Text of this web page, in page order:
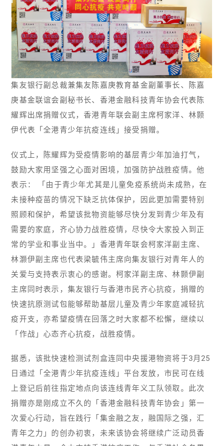
集友银行副总裁兼集友陈嘉庚教育基金副董事长、陈嘉
庚基金联谊会副秘书长、香港金融科技青年协会代表陈
耀辉出席捐赠仪式，香港青年联会副主席柯家洋、林颢
伊代表「全港青少年抗疫连线」接受捐赠。
仪式上，陈耀辉为受疫情影响的基层青少年加油打气，
鼓励大家用坚强之心面对困境，加强防护战胜疫情。他
表示： 「由于青少年尤其是儿童免疫系统尚未成熟，在
未接种疫苗的情况下缺乏抗体保护，因此更加需要特别
照顾和保护，希望该批物资能够尽快分发到青少年及有
需要的家庭，齐心协力战胜疫情，尽快令大家投入到正
常的学业和事业当中。」香港青年联会柯家洋副主席、
林灏伊副主席也代表梁毓伟主席向集友银行对青年人的
关爱与支持表示衷心的感谢。柯家洋副主席、林颢伊副
主席同时表示，集友银行与香港市民齐心抗疫，捐赠的
快速抗原测试包能够帮助基层儿童及青少年家庭减轻抗
疫开支，亦希望疫情在回落之时大家都不松懈，继续以
「作战」心态齐心抗疫，战胜疫情。
据悉，该批快速检测试剂盒连同中央援港物资将于3月25
日通过「全港青少年抗疫连线」平台发放，市民可在线
上登记后前往指定地点向该连线青年义工队领取。此次
捐赠亦是刚成立不久的「香港金融科技青年协会」第一
次爱心行动，旨在践行「集金融之友，融国际之强，汇
青年之力」的创办初衷，未来该协会将继续广泛动员香